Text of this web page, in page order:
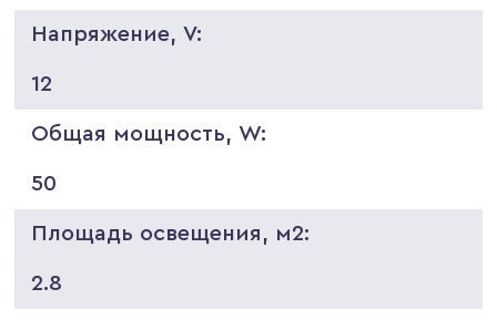
Напряжение, V:
12
Общая мощность, W:
50
Площадь освещения, м2:
2.8